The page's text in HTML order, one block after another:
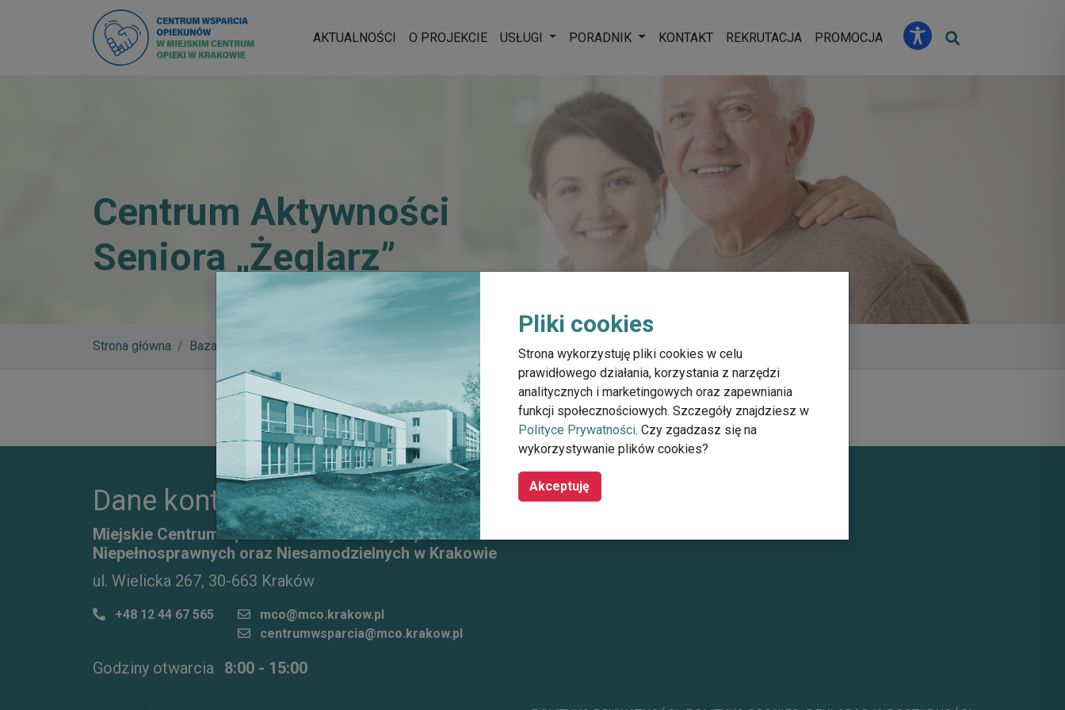
AKTUALNOŚCI O PROJEKCIE USŁUGI Rozwiń menu
PORADNIK Rozwiń menu
KONTAKT REKRUTACJA PROMOCJA
Centrum Aktywności
Seniora „Żeglarz”
Strona główna Baza wiedzy Centrum Aktywności Seniora „Żeglarz”
Pliki cookies
Strona wykorzystuję pliki cookies w celu
prawidłowego działania, korzystania z narzędzi
analitycznych i marketingowych oraz zapewniania
funkcji społecznościowych. Szczegóły znajdziesz w
Polityce Prywatności. Czy zgadzasz się na
wykorzystywanie plików cookies?
Akceptuję
Dane kontaktowe
Miejskie Centrum Opieki dla Osób Starszych, Przewlekle
Niepełnosprawnych oraz Niesamodzielnych w Krakowie
ul. Wielicka 267, 30-663 Kraków
+48 12 44 67 565
mco@mco.krakow.pl
centrumwsparcia@mco.krakow.pl
Godziny otwarcia 8:00 - 15:00